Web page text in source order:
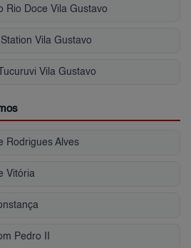
Rio Doce Vila Gustavo
Vila Gustavo
Vila Gustavo
Rodrigues Alves
Vitória
Pedro II